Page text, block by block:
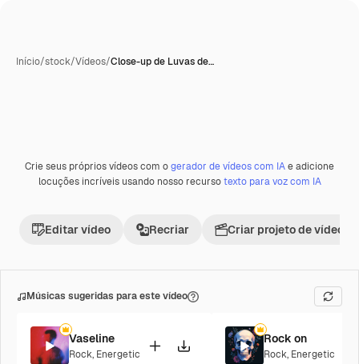
Início/stock/Vídeos/Close-up de Luvas de…
PremiumGerada com IA
Crie seus próprios vídeos com ogerador de vídeos com IAe adicione
locuções incríveis usando nosso recursotexto para voz com IA
Editar vídeo Recriar Criar projeto de vídeo
Músicas sugeridas para este vídeo
Vaseline
Rock, Energetic
Rock on
Rock, Energetic